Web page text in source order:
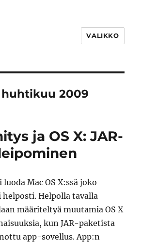
VALIKKO
huhtikuu 2009
ja OS X: JAR-
Mac OS X:ssä joko
Helpolla tavalla
määriteltyä muutamia OS X
kun JAR-paketista
app-sovellus. App:n